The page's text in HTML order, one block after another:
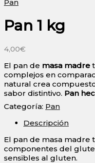
Pan
Pan 1 kg
4,00€
El pan de masa madre
complejos en
natural crea
sabor distintivo. Pan
Categoría: Pan
Descripción
El pan de masa madre
componentes del
sensibles al gluten.